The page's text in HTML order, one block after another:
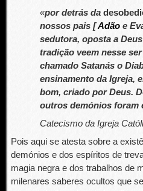
«por detrás da
nossos pais [Adãoe
sedutora, oposta a
tradição veem nesse
chamado Satanás o
ensinamento da Igreja,
bom, criado por Deus.
outros demónios foram
Catecismo da Igreja
Pois aqui se atesta sobre a
demónios e dos espíritos de
magia negra e dos trabalhos de
milenares saberes ocultos que